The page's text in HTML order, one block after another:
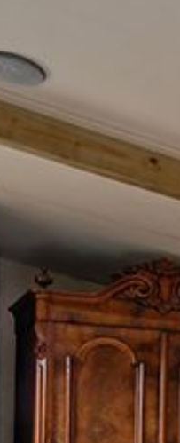
wij niet van
muts), fruit,
tussen 8.30 en 9.30